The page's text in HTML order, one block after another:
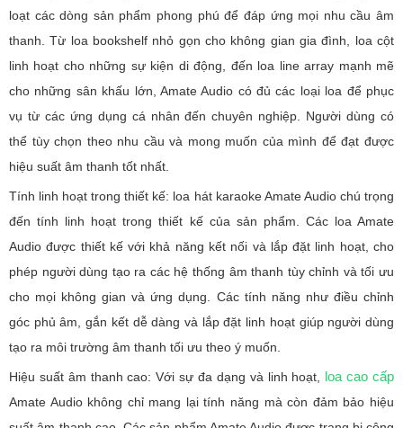
loạt các dòng sản phẩm phong phú để đáp ứng mọi nhu cầu âm
thanh. Từ loa bookshelf nhỏ gọn cho không gian gia đình, loa cột
linh hoạt cho những sự kiện di động, đến loa line array mạnh mẽ
cho những sân khấu lớn, Amate Audio có đủ các loại loa để phục
vụ từ các ứng dụng cá nhân đến chuyên nghiệp. Người dùng có
thể tùy chọn theo nhu cầu và mong muốn của mình để đạt được
hiệu suất âm thanh tốt nhất.
Tính linh hoạt trong thiết kế: loa hát karaoke Amate Audio chú trọng
đến tính linh hoạt trong thiết kế của sản phẩm. Các loa Amate
Audio được thiết kế với khả năng kết nối và lắp đặt linh hoạt, cho
phép người dùng tạo ra các hệ thống âm thanh tùy chỉnh và tối ưu
cho mọi không gian và ứng dụng. Các tính năng như điều chỉnh
góc phủ âm, gắn kết dễ dàng và lắp đặt linh hoạt giúp người dùng
tạo ra môi trường âm thanh tối ưu theo ý muốn.
Hiệu suất âm thanh cao: Với sự đa dạng và linh hoạt, loa cao cấp
Amate Audio không chỉ mang lại tính năng mà còn đảm bảo hiệu